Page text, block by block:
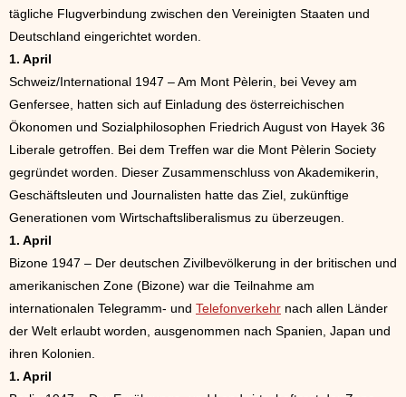
tägliche Flugverbindung zwischen den Vereinigten Staaten und
Deutschland eingerichtet worden.
1. April
Schweiz/International 1947 – Am Mont Pèlerin, bei Vevey am
Genfersee, hatten sich auf Einladung des österreichischen
Ökonomen und Sozialphilosophen Friedrich August von Hayek 36
Liberale getroffen. Bei dem Treffen war die Mont Pèlerin Society
gegründet worden. Dieser Zusammenschluss von Akademikerin,
Geschäftsleuten und Journalisten hatte das Ziel, zukünftige
Generationen vom Wirtschaftsliberalismus zu überzeugen.
1. April
Bizone 1947 – Der deutschen Zivilbevölkerung in der britischen und
amerikanischen Zone (Bizone) war die Teilnahme am
internationalen Telegramm- und Telefonverkehr nach allen Länder
der Welt erlaubt worden, ausgenommen nach Spanien, Japan und
ihren Kolonien.
1. April